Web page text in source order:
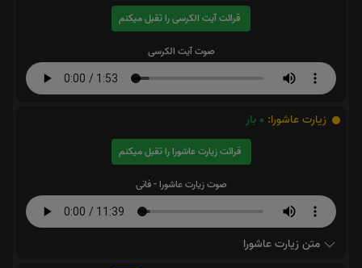
قرائت آیت الکرسی را تقبل میکنم
صوت آیت الکرسی
زیارت عاشورا: 0 بار
قرائت زیارت عاشورا را تقبل میکنم
صوت زیارت عاشورا - فانی
متن زیارت عاشورا